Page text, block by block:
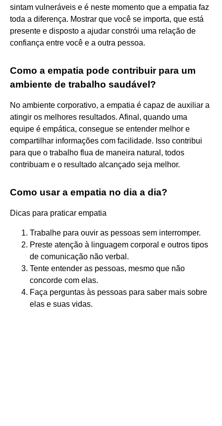
sintam vulneráveis e é neste momento que a empatia faz
toda a diferença. Mostrar que você se importa, que está
presente e disposto a ajudar constrói uma relação de
confiança entre você e a outra pessoa.
Como a empatia pode contribuir para um
ambiente de trabalho saudável?
No ambiente corporativo, a empatia é capaz de auxiliar a
atingir os melhores resultados. Afinal, quando uma
equipe é empática, consegue se entender melhor e
compartilhar informações com facilidade. Isso contribui
para que o trabalho flua de maneira natural, todos
contribuam e o resultado alcançado seja melhor.
Como usar a empatia no dia a dia?
Dicas para praticar empatia
Trabalhe para ouvir as pessoas sem interromper.
Preste atenção à linguagem corporal e outros tipos
de comunicação não verbal.
Tente entender as pessoas, mesmo que não
concorde com elas.
Faça perguntas às pessoas para saber mais sobre
elas e suas vidas.